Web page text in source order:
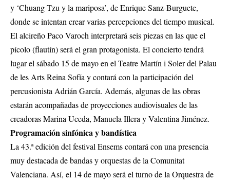
y ‘Chuang Tzu y la mariposa’, de Enrique Sanz-Burguete,
donde se intentan crear varias percepciones del tiempo musical.
El alcireño Paco Varoch interpretará seis piezas en las que el
pícolo (flautín) será el gran protagonista. El concierto tendrá
lugar el sábado 15 de mayo en el Teatre Martín i Soler del Palau
de les Arts Reina Sofía y contará con la participación del
percusionista Adrián García. Además, algunas de las obras
estarán acompañadas de proyecciones audiovisuales de las
creadoras Marina Uceda, Manuela Illera y Valentina Jiménez.
Programación sinfónica y bandística
La 43.ª edición del festival Ensems contará con una presencia
muy destacada de bandas y orquestas de la Comunitat
Valenciana. Así, el 14 de mayo será el turno de la Orquestra de